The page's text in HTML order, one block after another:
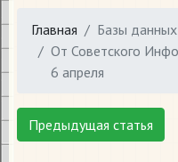
Главная Базы данных
От Советского
6 апреля
Предыдущая статья